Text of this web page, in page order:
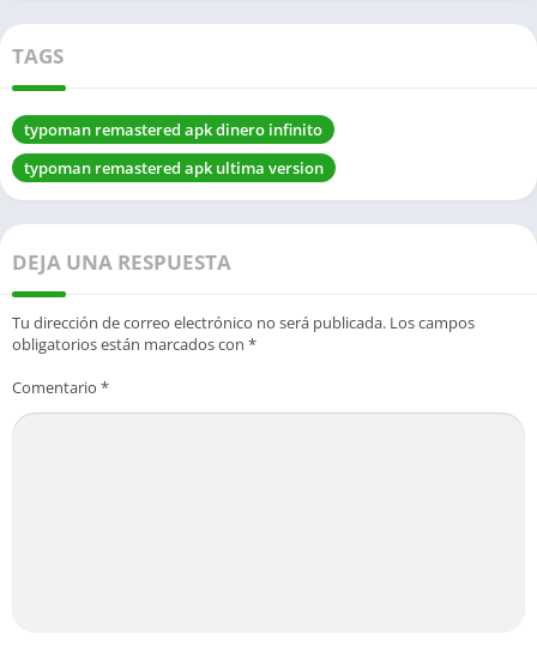
TAGS
typoman remastered apk dinero infinito
typoman remastered apk ultima version
DEJA UNA RESPUESTA
Tu dirección de correo electrónico no será publicada. Los campos
obligatorios están marcados con *
Comentario *